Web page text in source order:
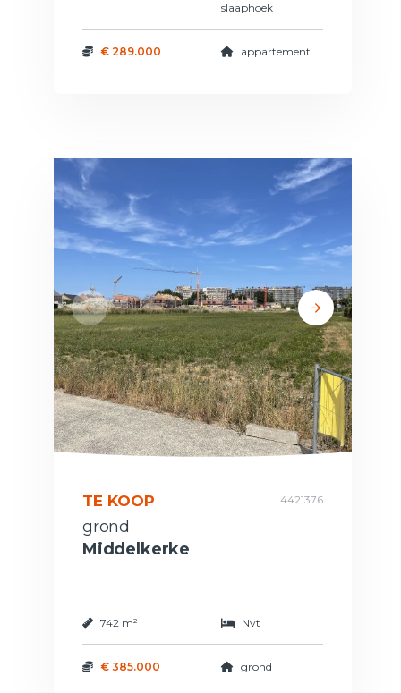
slaaphoek
€ 289.000 appartement
TE KOOP 4421376
grond
Middelkerke
742 m² Nvt
€ 385.000 grond